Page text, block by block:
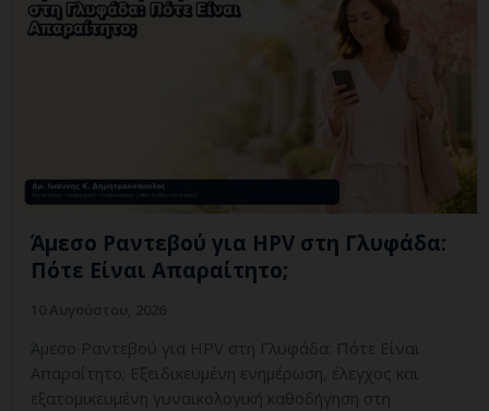
Άμεσο Ραντεβού για HPV στη Γλυφάδα:
Πότε Είναι Απαραίτητο;
Άμεσο Ραντεβού για HPV στη Γλυφάδα: Πότε Είναι
Απαραίτητο; Εξειδικευμένη ενημέρωση, έλεγχος και
εξατομικευμένη γυναικολογική καθοδήγηση στη